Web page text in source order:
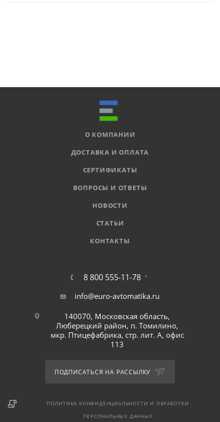
О КОМПАНИИ
ДОСТАВКА И ОПЛАТА
СЕРТИФИКАТЫ
ВОПРОСЫ И ОТВЕТЫ
НОВОСТИ
СТАТЬИ
КОНТАКТЫ
8 800 555-11-78
info@euro-avtomatika.ru
140070, Московская область,
Люберецкий район, п. Томилино,
мкр. Птицефабрика, стр. лит. А, офис
113
ПОДПИСАТЬСЯ НА РАССЫЛКУ
ПОЛИТИКА КОНФИДЕНЦИАЛЬНОСТИ И ОБРАБОТКИ
ПЕРСОНАЛЬНЫХ ДАННЫХ